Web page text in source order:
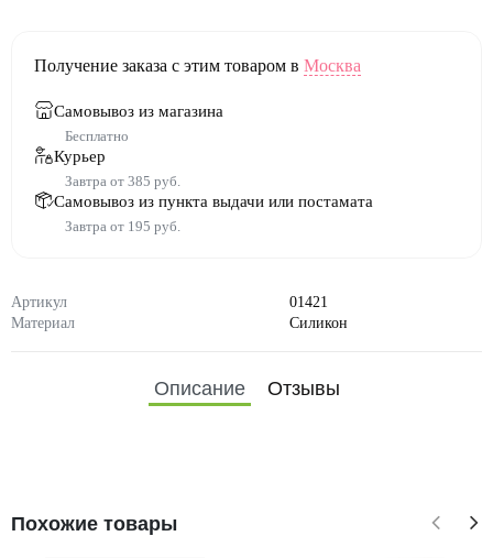
Артикул
01421
Материал
Силикон
Получение заказа с этим товаром в Москва
Самовывоз из магазина
Бесплатно
Курьер
Завтра от 385 руб.
Самовывоз из пункта выдачи или постамата
Завтра от 195 руб.
Описание Отзывы
Похожие товары